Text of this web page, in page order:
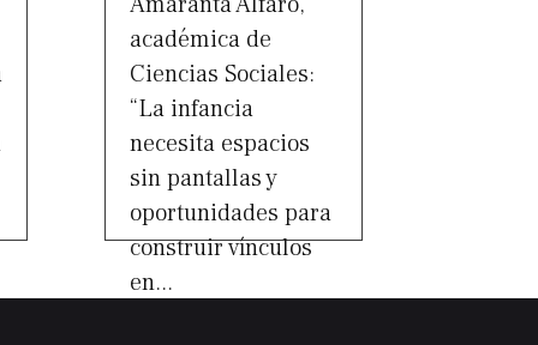
académica de
Ciencias Sociales:
“La infancia
necesita espacios
sin pantallas y
oportunidades para
construir vínculos
en...